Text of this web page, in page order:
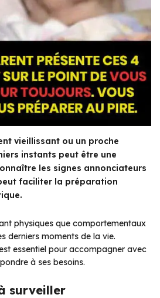
vieillissant ou un proche
instants peut être une
les signes annonciateurs
faciliter la préparation
physiques que comportementaux
derniers moments de la vie.
essentiel pour accompagner avec
à ses besoins.
surveiller